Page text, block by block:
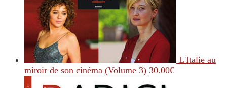
L'Italie au
miroir de son cinéma (Volume 3) 30.00€